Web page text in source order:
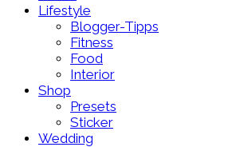
Lifestyle
Blogger-Tipps
Fitness
Food
Interior
Shop
Presets
Sticker
Wedding